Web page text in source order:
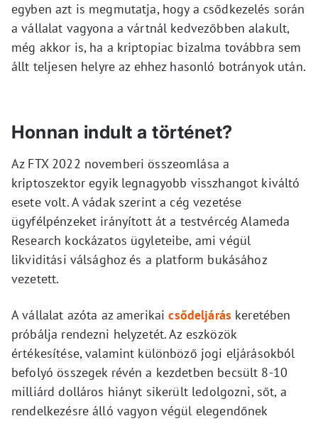
egyben azt is megmutatja, hogy a csődkezelés során
a vállalat vagyona a vártnál kedvezőbben alakult,
még akkor is, ha a kriptopiac bizalma továbbra sem
állt teljesen helyre az ehhez hasonló botrányok után.
Honnan indult a történet?
Az FTX 2022 novemberi összeomlása a
kriptoszektor egyik legnagyobb visszhangot kiváltó
esete volt. A vádak szerint a cég vezetése
ügyfélpénzeket irányított át a testvércég Alameda
Research kockázatos ügyleteibe, ami végül
likviditási válsághoz és a platform bukásához
vezetett.
A vállalat azóta az amerikaicsődeljárás keretében
próbálja rendezni helyzetét. Az eszközök
értékesítése, valamint különböző jogi eljárásokból
befolyó összegek révén a kezdetben becsült 8-10
milliárd dolláros hiányt sikerült ledolgozni, sőt, a
rendelkezésre álló vagyon végül elegendőnek